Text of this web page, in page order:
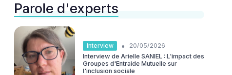
Parole d'experts
Interview •
20/05/2026
Interview de Arielle SANIEL : L'impact des
Groupes d'Entraide Mutuelle sur
l'inclusion sociale